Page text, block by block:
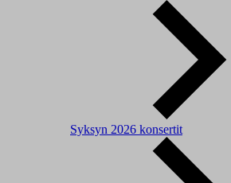
Syksyn 2026 konsertit